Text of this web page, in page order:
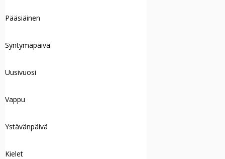
Pääsiäinen
Syntymäpäivä
Uusivuosi
Vappu
Ystävänpäivä
Kielet